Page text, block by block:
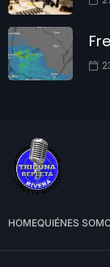
HOMEQUIÉNES